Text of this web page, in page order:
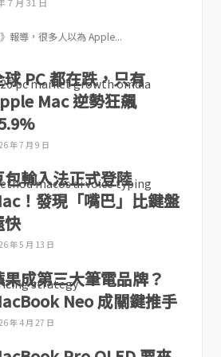
報導，很多人以為 Apple...
球 PC 都在跌，只有
Mac 逆勢狂飆
年 7 月 9 日
包輸入法正式登陸
！發現「嘴巴」比鍵盤
快
年 5 月 13 日
果成第三大筆電品牌？
Neo 成關鍵推手
年 4 月 27 日